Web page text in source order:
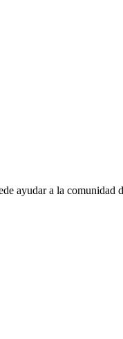
ayudar a la comunidad